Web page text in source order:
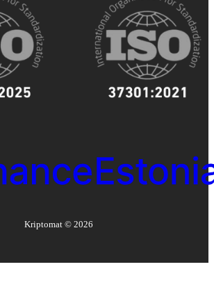
Kriptomat © 2026